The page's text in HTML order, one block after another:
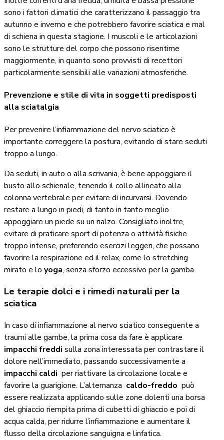
sono i fattori climatici che caratterizzano il passaggio tra
autunno e inverno e che potrebbero favorire sciatica e mal
di schiena in questa stagione. I muscoli e le articolazioni
sono le strutture del corpo che possono risentirne
maggiormente, in quanto sono provvisti di recettori
particolarmente sensibili alle variazioni atmosferiche.
Prevenzione e stile di vita in soggetti predisposti
alla sciatalgia
Per prevenire l’infiammazione del nervo sciatico è
importante correggere la postura, evitando di stare seduti
troppo a lungo.
Da seduti, in auto o alla scrivania, è bene appoggiare il
busto allo schienale, tenendo il collo allineato alla
colonna vertebrale per evitare di incurvarsi. Dovendo
restare a lungo in piedi, di tanto in tanto meglio
appoggiare un piede su un rialzo. Consigliato inoltre,
evitare di praticare sport di potenza o attività fisiche
troppo intense, preferendo esercizi leggeri, che possano
favorire la respirazione ed il relax, come lo stretching
mirato e lo yoga, senza sforzo eccessivo per la gamba.
Le terapie dolci e i rimedi naturali per la
sciatica
In caso di infiammazione al nervo sciatico conseguente a
traumi alle gambe, la prima cosa da fare è applicare
impacchi freddi sulla zona interessata per contrastare il
dolore nell’immediato, passando successivamente a
impacchi caldi per riattivare la circolazione locale e
favorire la guarigione. L’alternanza caldo-freddo può
essere realizzata applicando sulle zone dolenti una borsa
del ghiaccio riempita prima di cubetti di ghiaccio e poi di
acqua calda, per ridurre l’infiammazione e aumentare il
flusso della circolazione sanguigna e linfatica.